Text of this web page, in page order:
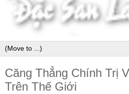
Căng Thẳng Chính Trị
Trên Thế Giới